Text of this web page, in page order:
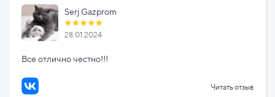
Serj Gazprom
28.01.2024
Все отлично честно!!!
Читать отзыв